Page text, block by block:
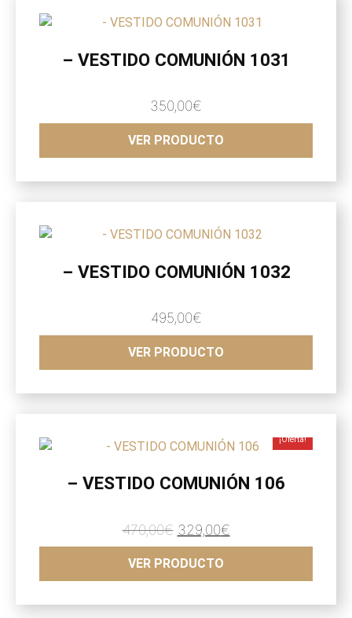
– VESTIDO COMUNIÓN 1031
350,00€
VER PRODUCTO
– VESTIDO COMUNIÓN 1032
495,00€
VER PRODUCTO
¡Oferta!
– VESTIDO COMUNIÓN 106
470,00€ El
precio
original
470,00€.
329,00€El
precio
329,00€.
VER PRODUCTO